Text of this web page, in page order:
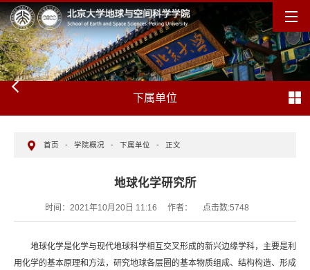
下属单位
首页 - 学院概况 - 下属单位 - 正文
地球化学研究所
时间：2021年10月20日 11:16 作者： 点击数:5748
地球化学是化学与现代地球科学相互交叉形成的新兴边缘学科，主要是利
用化学的基本原理和方法，研究地球各层圈的基本物质组成、结构构造、形成